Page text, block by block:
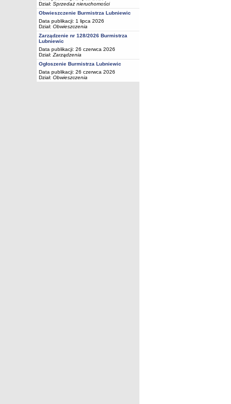
Dział: Sprzedaż nieruchomości
Obwieszczenie Burmistrza Lubniewic
Data publikacji: 1 lipca 2026
Dział: Obwieszczenia
Zarządzenie nr 128/2026 Burmistrza
Lubniewic
Data publikacji: 26 czerwca 2026
Dział: Zarządzenia
Ogłoszenie Burmistrza Lubniewic
Data publikacji: 26 czerwca 2026
Dział: Obwieszczenia